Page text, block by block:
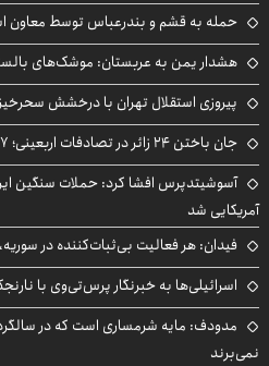
حمله به قشم و بندرعباس توسط معاون
هشدار یمن به عربستان: موشک‌های
پیروزی استقلال تهران با درخشش
جان باختن ۲۴ زائر در تصادفات اربعینی؛ ۶۷ میلیون تردد ثبت شد
آمریکایی شد
فیدان: هر فعالیت بی‌ثبات‌کننده در
اسرائیلی‌ها به خبرنگار پرس‌تی‌وی با
مدودف: مایه شرمساری است که در سالگرد
نمی‌برند